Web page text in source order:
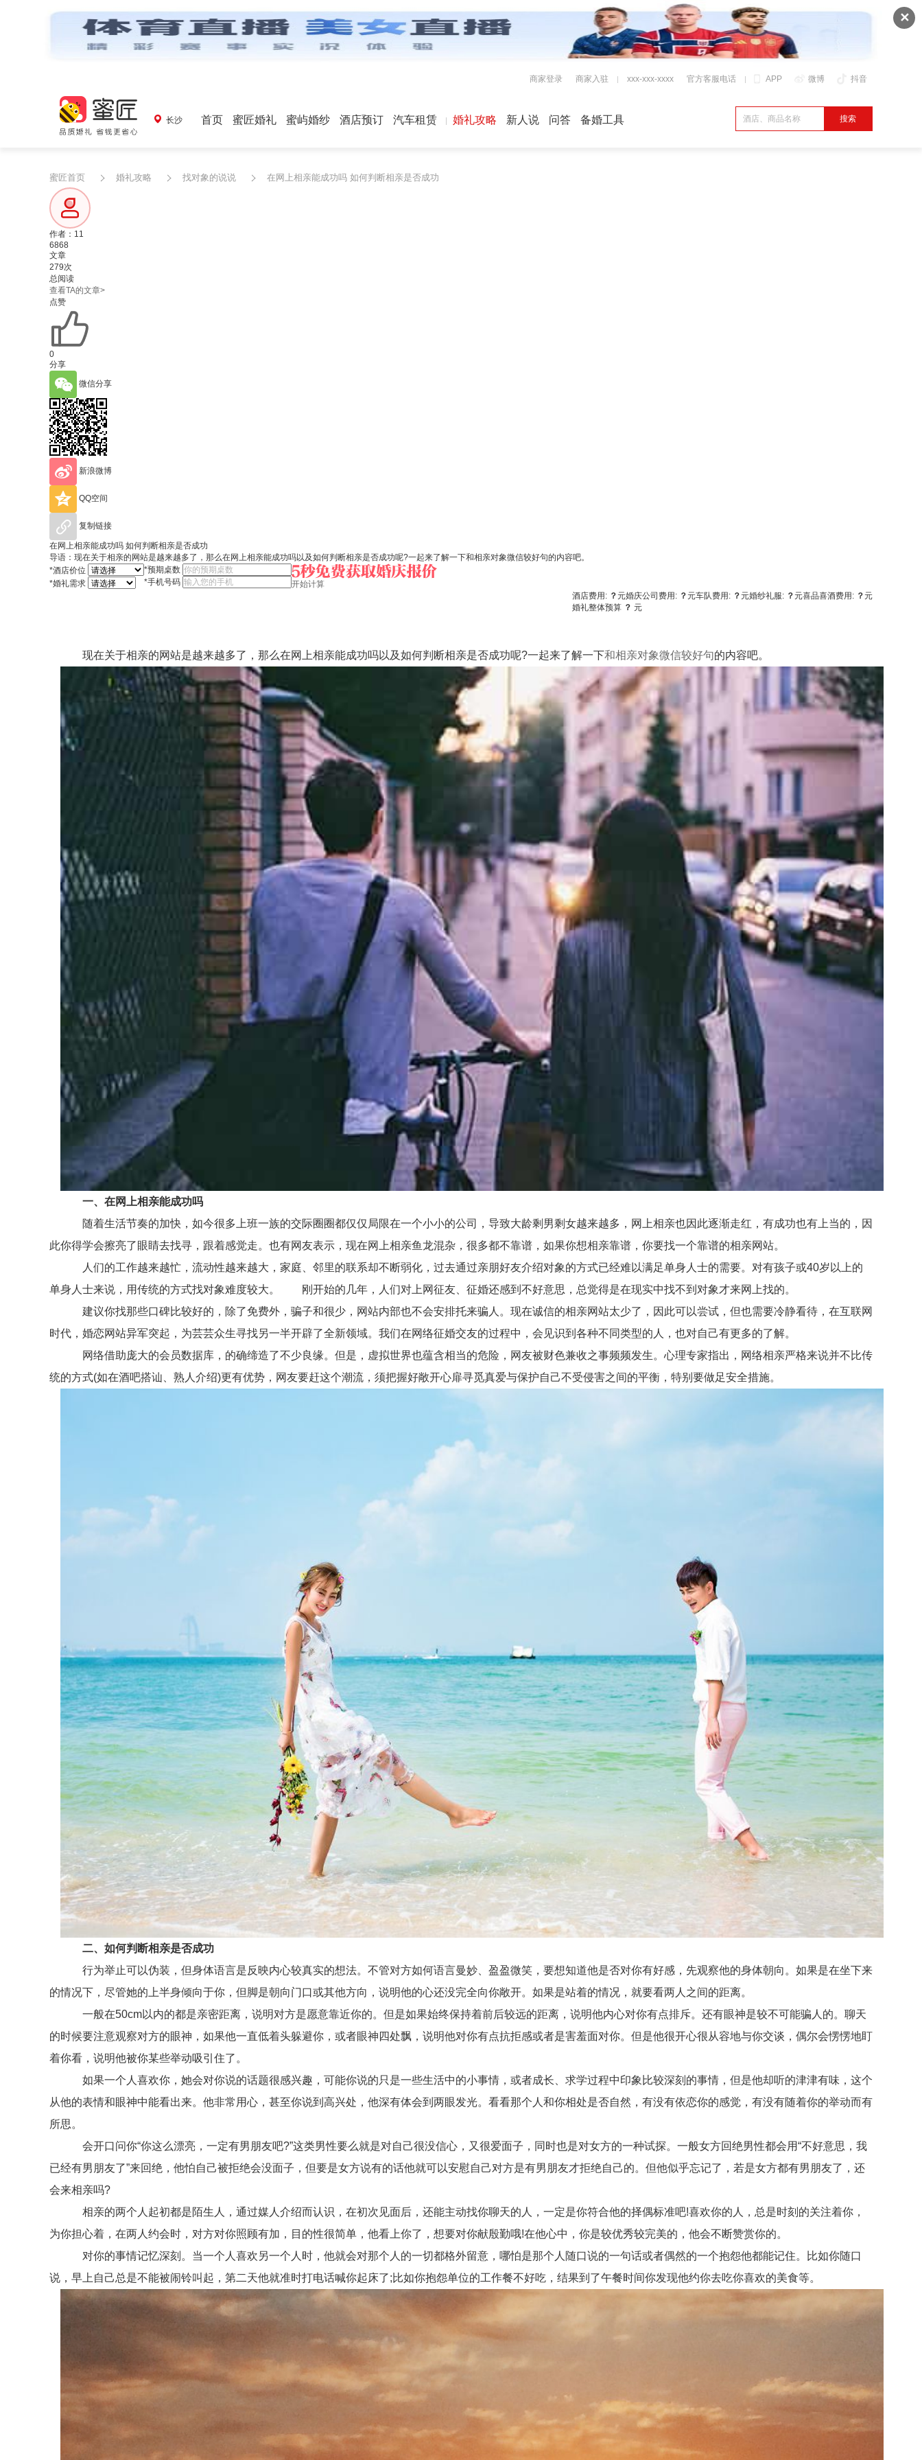
✕
APP 微博 抖音
商家登录 商家入驻 xxx-xxx-xxxx 官方客服电话
长沙 首页 蜜匠婚礼 蜜屿婚纱 酒店预订 汽车租赁 婚礼攻略 新人说 问答 备婚工具
蜜匠首页 婚礼攻略 找对象的说说 在网上相亲能成功吗 如何判断相亲是否成功
作者：11
6868
文章
279次
总阅读
查看TA的文章>
点赞
0
分享
微信分享
新浪微博
QQ空间
复制链接
在网上相亲能成功吗 如何判断相亲是否成功
导语：现在关于相亲的网站是越来越多了，那么在网上相亲能成功吗以及如何判断相亲是否成功呢?一起来了解一下和相亲对象微信较好句的内容吧。
*酒店价位
*婚礼需求
*预期桌数
*手机号码
开始计算
酒店费用: ？元婚庆公司费用: ？元车队费用: ？元婚纱礼服: ？元喜品喜酒费用: ？元
婚礼整体预算 ？ 元
现在关于相亲的网站是越来越多了，那么在网上相亲能成功吗以及如何判断相亲是否成功呢?一起来了解一下和相亲对象微信较好句的内容吧。
一、在网上相亲能成功吗
随着生活节奏的加快，如今很多上班一族的交际圈圈都仅仅局限在一个小小的公司，导致大龄剩男剩女越来越多，网上相亲也因此逐渐走红，有成功也有上当的，因
此你得学会擦亮了眼睛去找寻，跟着感觉走。也有网友表示，现在网上相亲鱼龙混杂，很多都不靠谱，如果你想相亲靠谱，你要找一个靠谱的相亲网站。
人们的工作越来越忙，流动性越来越大，家庭、邻里的联系却不断弱化，过去通过亲朋好友介绍对象的方式已经难以满足单身人士的需要。对有孩子或40岁以上的
单身人士来说，用传统的方式找对象难度较大。 刚开始的几年，人们对上网征友、征婚还感到不好意思，总觉得是在现实中找不到对象才来网上找的。
建议你找那些口碑比较好的，除了免费外，骗子和很少，网站内部也不会安排托来骗人。现在诚信的相亲网站太少了，因此可以尝试，但也需要冷静看待，在互联网
时代，婚恋网站异军突起，为芸芸众生寻找另一半开辟了全新领域。我们在网络征婚交友的过程中，会见识到各种不同类型的人，也对自己有更多的了解。
网络借助庞大的会员数据库，的确缔造了不少良缘。但是，虚拟世界也蕴含相当的危险，网友被财色兼收之事频频发生。心理专家指出，网络相亲严格来说并不比传
统的方式(如在酒吧搭讪、熟人介绍)更有优势，网友要赶这个潮流，须把握好敞开心扉寻觅真爱与保护自己不受侵害之间的平衡，特别要做足安全措施。
二、如何判断相亲是否成功
行为举止可以伪装，但身体语言是反映内心较真实的想法。不管对方如何语言曼妙、盈盈微笑，要想知道他是否对你有好感，先观察他的身体朝向。如果是在坐下来
的情况下，尽管她的上半身倾向于你，但脚是朝向门口或其他方向，说明他的心还没完全向你敞开。如果是站着的情况，就要看两人之间的距离。
一般在50cm以内的都是亲密距离，说明对方是愿意靠近你的。但是如果始终保持着前后较远的距离，说明他内心对你有点排斥。还有眼神是较不可能骗人的。聊天
的时候要注意观察对方的眼神，如果他一直低着头躲避你，或者眼神四处飘，说明他对你有点抗拒感或者是害羞面对你。但是他很开心很从容地与你交谈，偶尔会愣愣地盯
着你看，说明他被你某些举动吸引住了。
如果一个人喜欢你，她会对你说的话题很感兴趣，可能你说的只是一些生活中的小事情，或者成长、求学过程中印象比较深刻的事情，但是他却听的津津有味，这个
从他的表情和眼神中能看出来。他非常用心，甚至你说到高兴处，他深有体会到两眼发光。看看那个人和你相处是否自然，有没有依恋你的感觉，有没有随着你的举动而有
所思。
会开口问你“你这么漂亮，一定有男朋友吧?”这类男性要么就是对自己很没信心，又很爱面子，同时也是对女方的一种试探。一般女方回绝男性都会用“不好意思，我
已经有男朋友了”来回绝，他怕自己被拒绝会没面子，但要是女方说有的话他就可以安慰自己对方是有男朋友才拒绝自己的。但他似乎忘记了，若是女方都有男朋友了，还
会来相亲吗?
相亲的两个人起初都是陌生人，通过媒人介绍而认识，在初次见面后，还能主动找你聊天的人，一定是你符合他的择偶标准吧!喜欢你的人，总是时刻的关注着你，
为你担心着，在两人约会时，对方对你照顾有加，目的性很简单，他看上你了，想要对你献殷勤哦!在他心中，你是较优秀较完美的，他会不断赞赏你的。
对你的事情记忆深刻。当一个人喜欢另一个人时，他就会对那个人的一切都格外留意，哪怕是那个人随口说的一句话或者偶然的一个抱怨他都能记住。比如你随口
说，早上自己总是不能被闹铃叫起，第二天他就准时打电话喊你起床了;比如你抱怨单位的工作餐不好吃，结果到了午餐时间你发现他约你去吃你喜欢的美食等。